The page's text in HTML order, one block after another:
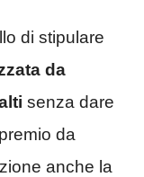
di stipulare
da
senza dare
da
anche la